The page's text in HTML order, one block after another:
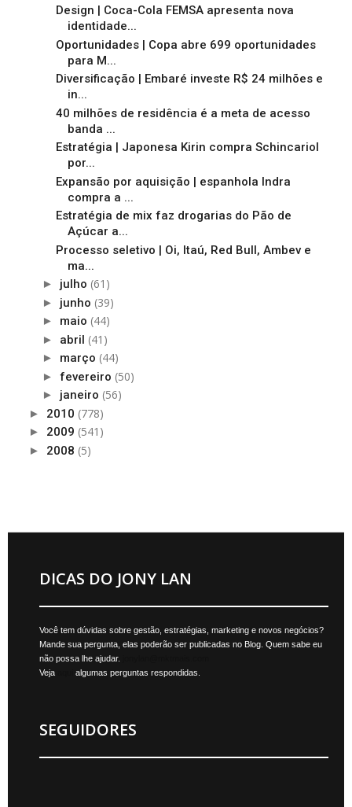
Design | Coca-Cola FEMSA apresenta nova
identidade...
Oportunidades | Copa abre 699 oportunidades
para M...
Diversificação | Embaré investe R$ 24 milhões e
in...
40 milhões de residência é a meta de acesso
banda ...
Estratégia | Japonesa Kirin compra Schincariol
por...
Expansão por aquisição | espanhola Indra
compra a ...
Estratégia de mix faz drogarias do Pão de
Açúcar a...
Processo seletivo | Oi, Itaú, Red Bull, Ambev e
ma...
► julho (61)
► junho (39)
► maio (44)
► abril (41)
► março (44)
► fevereiro (50)
► janeiro (56)
► 2010 (778)
► 2009 (541)
► 2008 (5)
DICAS DO JONY LAN
Você tem dúvidas sobre gestão, estratégias, marketing e novos negócios?
Mande sua pergunta, elas poderão ser publicadas no Blog. Quem sabe eu
não possa lhe ajudar.
Veja
algumas perguntas respondidas.
SEGUIDORES